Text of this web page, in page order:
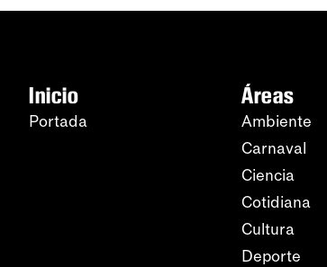
Inicio
Portada
Áreas
Ambiente
Carnaval
Ciencia
Cotidiana
Cultura
Deporte